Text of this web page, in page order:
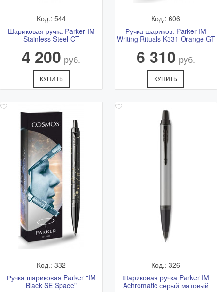
Код.: 544
Шариковая ручка Parker IM
Stainless Steel CT
4 200 руб.
КУПИТЬ
Код.: 606
Ручка шариков. Parker IM
Writing Rituals K331 Orange GT
6 310 руб.
КУПИТЬ
Код.: 332
Ручка шариковая Parker "IM
Black SE Space"
Код.: 326
Шариковая ручка Parker IM
Achromatic серый матовый